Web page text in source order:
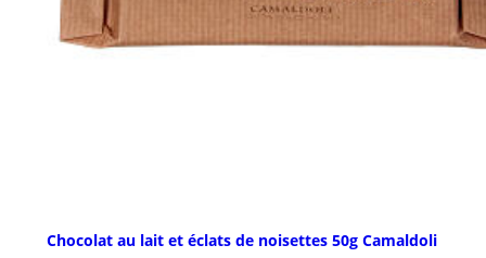
Chocolat au lait et éclats de noisettes 50g Camaldoli